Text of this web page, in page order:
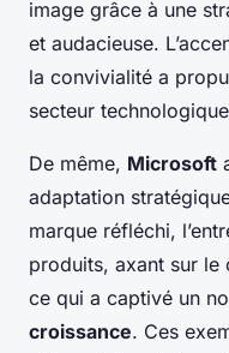
image grâce à une
et audacieuse.
la convivialité a
secteur
De même, Microsoft
adaptation
marque réfléchi,
produits, axant sur le
ce qui a captivé un
croissance. Ces